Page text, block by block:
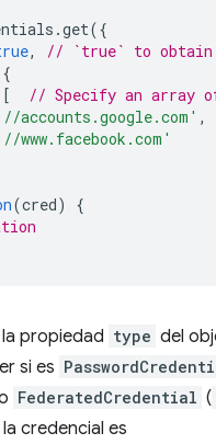
.get({
,
// `true` to obtain
{
[
// Specify an array
accounts.google.com' ,
(cred)
{
propiedad type del
si es
FederatedCredential (
la credencial es